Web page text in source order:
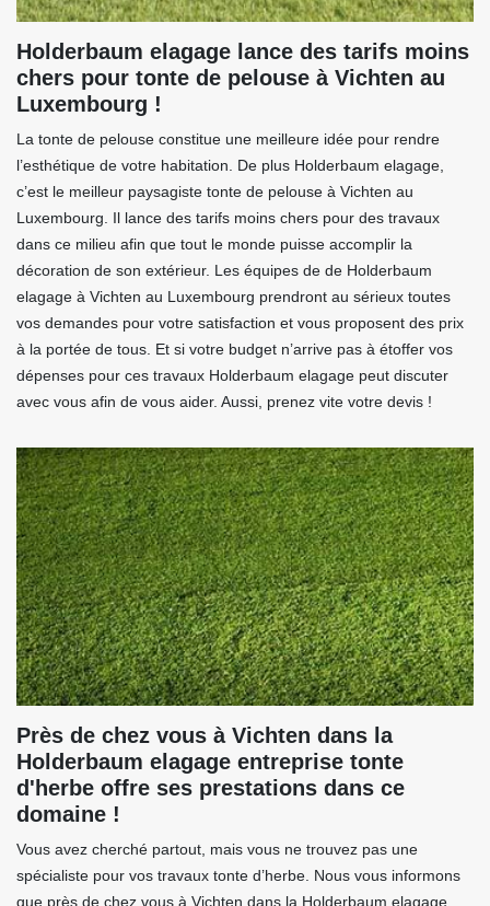
Holderbaum elagage lance des tarifs moins
chers pour tonte de pelouse à Vichten au
Luxembourg !
La tonte de pelouse constitue une meilleure idée pour rendre
l’esthétique de votre habitation. De plus Holderbaum elagage,
c’est le meilleur paysagiste tonte de pelouse à Vichten au
Luxembourg. Il lance des tarifs moins chers pour des travaux
dans ce milieu afin que tout le monde puisse accomplir la
décoration de son extérieur. Les équipes de de Holderbaum
elagage à Vichten au Luxembourg prendront au sérieux toutes
vos demandes pour votre satisfaction et vous proposent des prix
à la portée de tous. Et si votre budget n’arrive pas à étoffer vos
dépenses pour ces travaux Holderbaum elagage peut discuter
avec vous afin de vous aider. Aussi, prenez vite votre devis !
Près de chez vous à Vichten dans la
Holderbaum elagage entreprise tonte
d'herbe offre ses prestations dans ce
domaine !
Vous avez cherché partout, mais vous ne trouvez pas une
spécialiste pour vos travaux tonte d’herbe. Nous vous informons
que près de chez vous à Vichten dans la Holderbaum elagage